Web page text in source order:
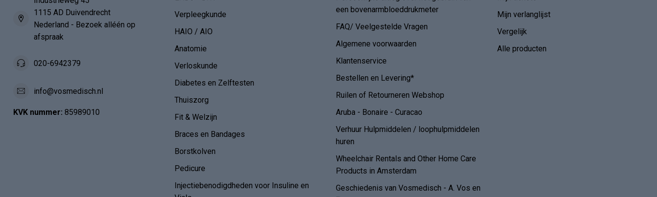
1115 AD Duivendrecht
Nederland - Bezoek alléén op
afspraak
020-6942379
info@vosmedisch.nl
KVK nummer: 85989010
Verpleegkunde
HAIO / AIO
Anatomie
Verloskunde
Diabetes en Zelftesten
Thuiszorg
Fit & Welzijn
Braces en Bandages
Borstkolven
Pedicure
Injectiebenodigdheden voor Insuline en
een bovenarmbloeddrukmeter
FAQ/ Veelgestelde Vragen
Algemene voorwaarden
Klantenservice
Bestellen en Levering*
Ruilen of Retourneren Webshop
Aruba - Bonaire - Curacao
Verhuur Hulpmiddelen / loophulpmiddelen
huren
Wheelchair Rentals and Other Home Care
Products in Amsterdam
Geschiedenis van Vosmedisch - A. Vos en
Mijn verlanglijst
Vergelijk
Alle producten